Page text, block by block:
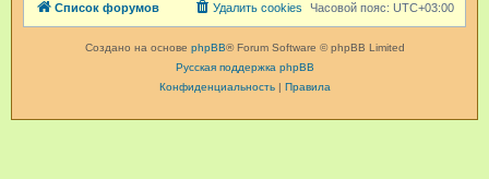
Список форумов Часовой пояс: UTC+03:00
Удалить cookies
Создано на основе phpBB® Forum Software © phpBB Limited
Русская поддержка phpBB
Конфиденциальность| Правила